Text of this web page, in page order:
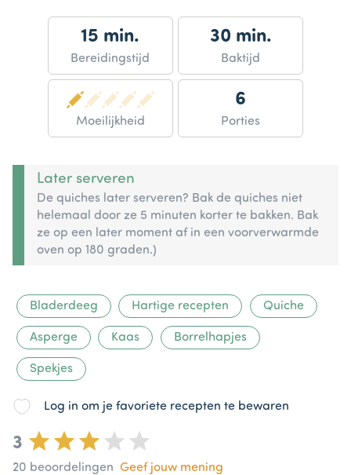
15 min.
Bereidingstijd
30 min.
Baktijd
Moeilijkheid
6
Porties
Later serveren
De quiches later serveren? Bak de quiches niet
helemaal door ze 5 minuten korter te bakken. Bak
ze op een later moment af in een voorverwarmde
oven op 180 graden.)
Bladerdeeg Hartige recepten Quiche
Asperge Kaas Borrelhapjes
Spekjes
Log in om je favoriete recepten te bewaren
3
20 beoordelingen Geef jouw mening